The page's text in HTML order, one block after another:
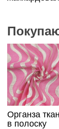
Органза
в полоску